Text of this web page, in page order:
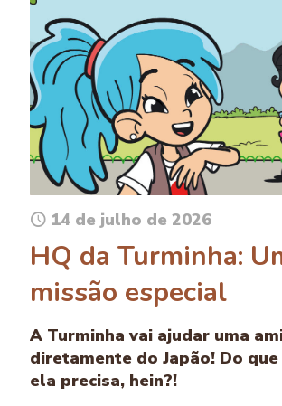
14 de julho de 2026
HQ da Turminha:
missão especial
A Turminha vai ajudar uma
diretamente do Japão! Do
ela precisa, hein?!